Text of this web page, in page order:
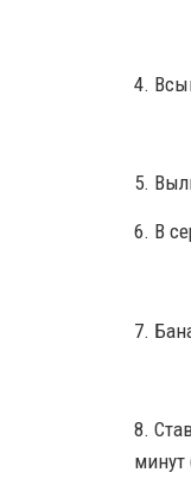
4.
5.
6. В
7.
8.
минут